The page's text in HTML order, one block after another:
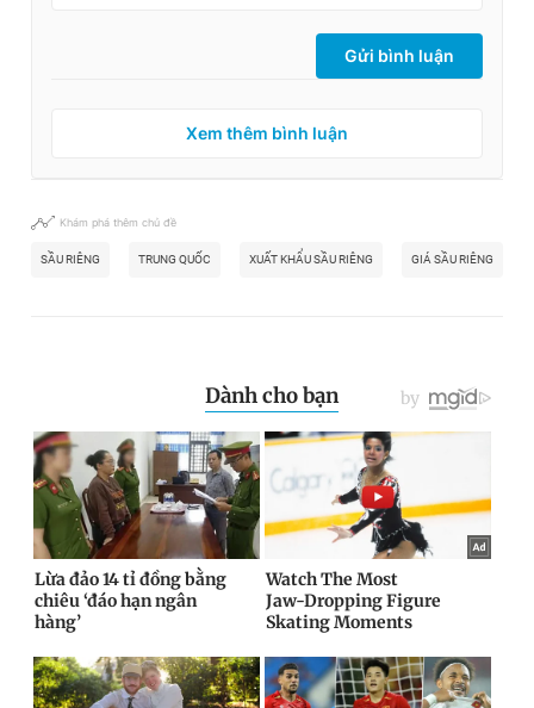
Gửi bình luận
Xem thêm bình luận
Khám phá thêm chủ đề
SẦU RIÊNG TRUNG QUỐC XUẤT KHẨU SẦU RIÊNG GIÁ SẦU RIÊNG